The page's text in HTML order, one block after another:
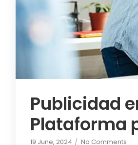
Publicidad
Plataforma
19 June, 2024 / No Comments